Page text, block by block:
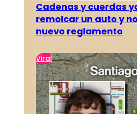
Cadenas y cuerdas
remolcar un auto y
nuevo reglamento
Viral